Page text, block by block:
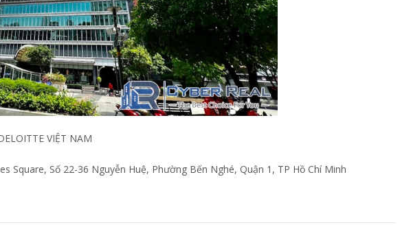
VIỆT NAM
Square, Số 22-36 Nguyễn Huệ, Phường Bến Nghé, Quận 1, TP Hồ Chí Minh